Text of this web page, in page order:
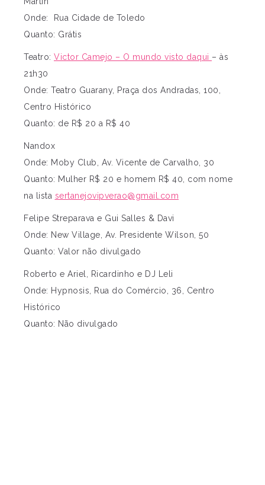
Onde: Rua Cidade de Toledo
Quanto: Grátis
Teatro: Victor Camejo – O mundo visto daqui – às
21h30
Onde: Teatro Guarany, Praça dos Andradas, 100,
Centro Histórico
Quanto: de R$ 20 a R$ 40
Nandox
Onde: Moby Club, Av. Vicente de Carvalho, 30
Quanto: Mulher R$ 20 e homem R$ 40, com nome
na lista sertanejovipverao@gmail.com
Felipe Streparava e Gui Salles & Davi
Onde: New Village, Av. Presidente Wilson, 50
Quanto: Valor não divulgado
Roberto e Ariel, Ricardinho e DJ Leli
Onde: Hypnosis, Rua do Comércio, 36, Centro
Histórico
Quanto: Não divulgado